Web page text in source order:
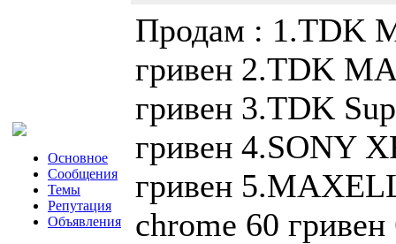
Основное
Сообщения
Темы
Репутация
Объявления
Продам : 1.TDK
гривен 2.TDK
гривен 3.TDK
гривен 4.SONY
гривен
chrome 60